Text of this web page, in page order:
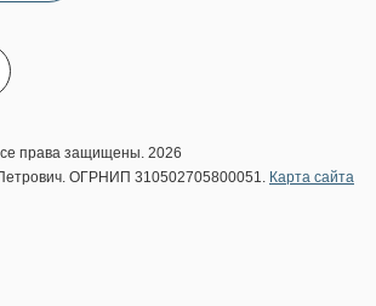
права защищены. 2026
ОГРНИП 310502705800051. Карта сайта